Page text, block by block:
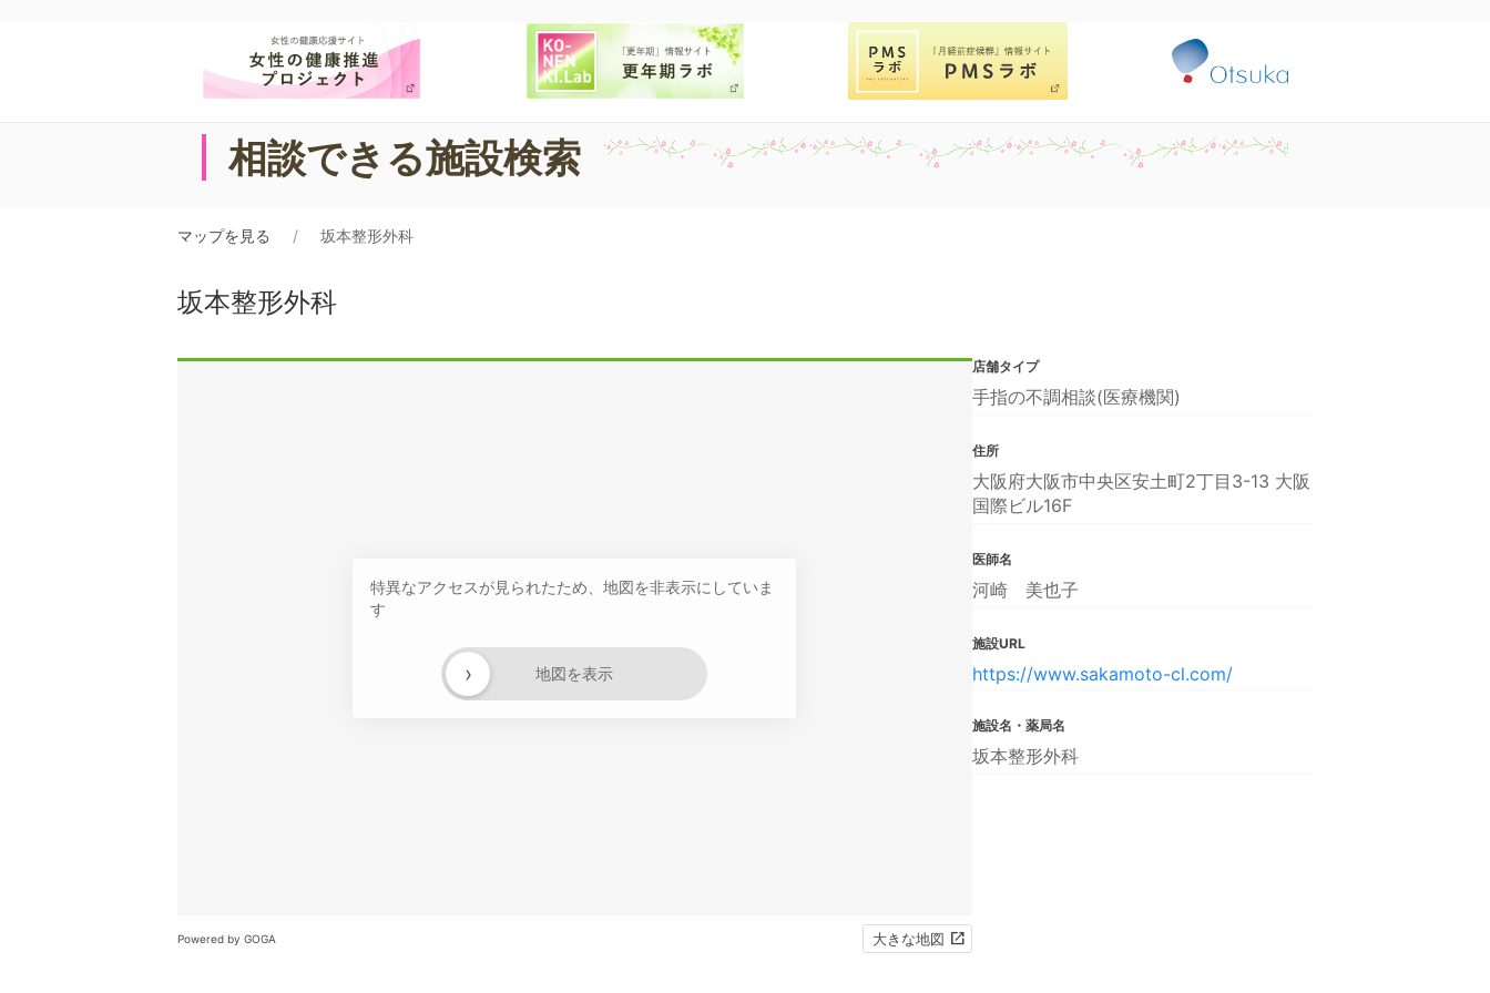
相談できる施設検索
マップを見る 坂本整形外科
坂本整形外科
特異なアクセスが見られたため、地図を非表示にしていま
す
地図を表示
›
Powered by GOGA 大きな地図
店舗タイプ
手指の不調相談(医療機関)
住所
大阪府大阪市中央区安土町2丁目3-13 大阪
国際ビル16F
医師名
河崎 美也子
施設URL
https://www.sakamoto-cl.com/
施設名・薬局名
坂本整形外科